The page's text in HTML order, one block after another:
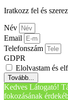
Iratkozz fel és
Név
Email
Telefonszám
GDPR
Elolvastam és
Tovább...
Kedves Látogató!
fokozásának